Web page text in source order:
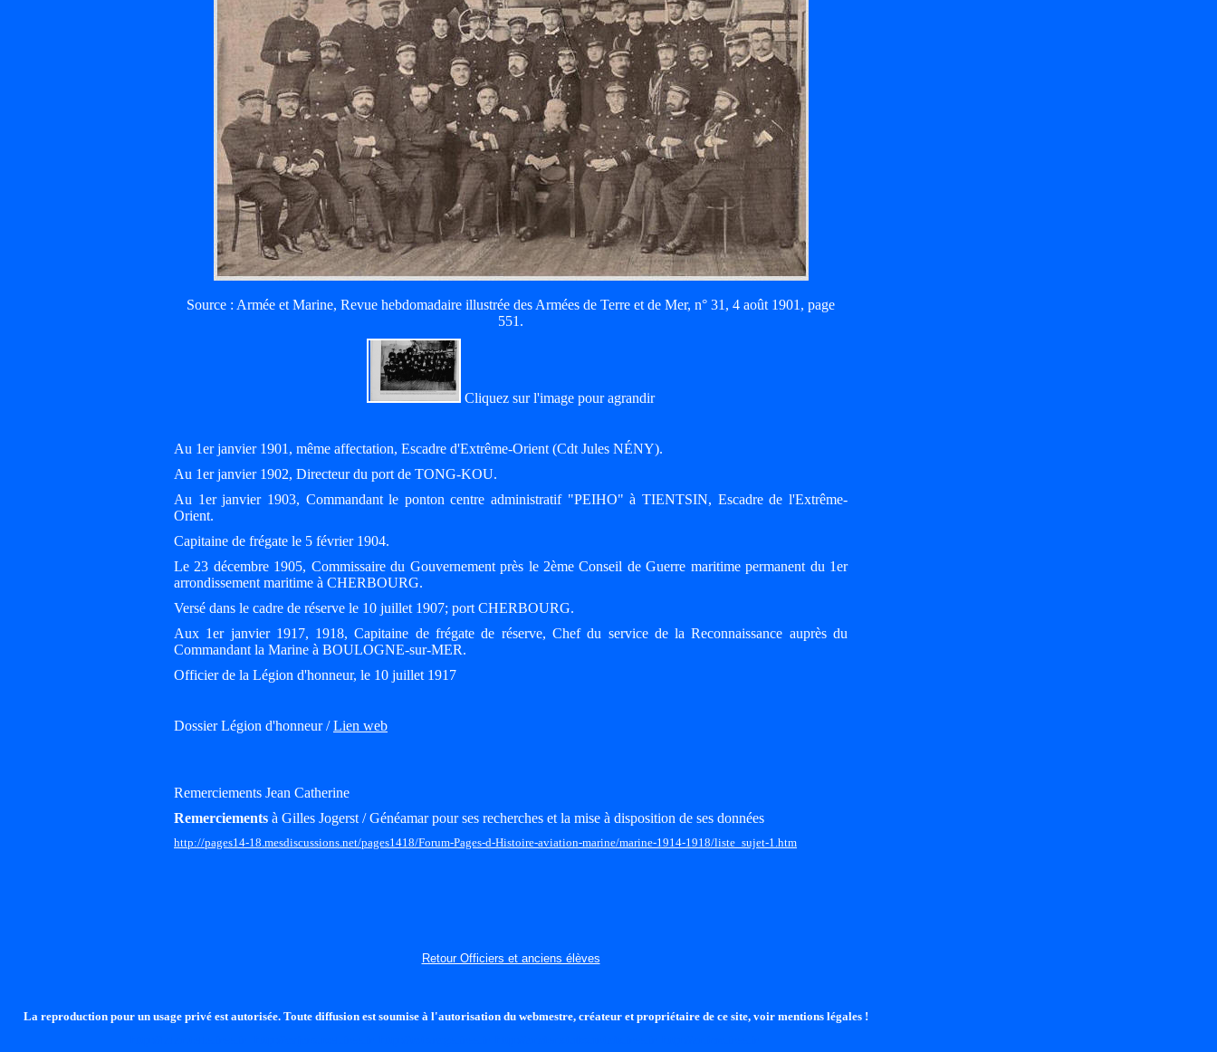
Source : Armée et Marine, Revue hebdomadaire illustrée des Armées de Terre et de Mer, n° 31, 4 août 1901, page
551.
Cliquez sur l'image pour agrandir
Au 1er janvier 1901, même affectation, Escadre d'Extrême-Orient (Cdt Jules NÉNY).
Au 1er janvier 1902, Directeur du port de TONG-KOU.
Au 1er janvier 1903, Commandant le ponton centre administratif "PEIHO" à TIENTSIN, Escadre de l'Extrême-
Orient.
Capitaine de frégate le 5 février 1904.
Le 23 décembre 1905, Commissaire du Gouvernement près le 2ème Conseil de Guerre maritime permanent du 1er
arrondissement maritime à CHERBOURG.
Versé dans le cadre de réserve le 10 juillet 1907; port CHERBOURG.
Aux 1er janvier 1917, 1918, Capitaine de frégate de réserve, Chef du service de la Reconnaissance auprès du
Commandant la Marine à BOULOGNE-sur-MER.
Officier de la Légion d'honneur, le 10 juillet 1917
Dossier Légion d'honneur /Lien web
Remerciements Jean Catherine
Remerciements à Gilles Jogerst / Généamar pour ses recherches et la mise à disposition de ses données
http://pages14-18.mesdiscussions.net/pages1418/Forum-Pages-d-Histoire-aviation-marine/marine-1914-1918/liste_sujet-1.htm
Retour Officiers et anciens élèves
La reproduction pour un usage privé est autorisée. Toute diffusion est soumise à l'autorisation du webmestre, créateur et propriétaire de ce site, voir mentions légales !